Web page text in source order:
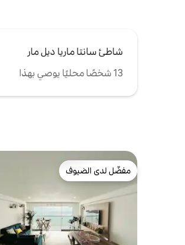
شاطئ سانتا ماريا ديل مار
13 شخصًا محليًا يوصي بهذا
مفضّل لدى الضيوف
مفضّل لدى الضيوف